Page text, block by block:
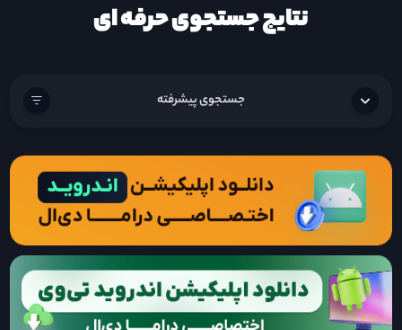
نتایج جستجوی حرفه ای
جستجوی پیشرفته